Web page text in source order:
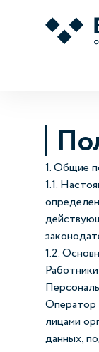
1. Общие
1.1.
1.2.
Оператор
лицами
данных,